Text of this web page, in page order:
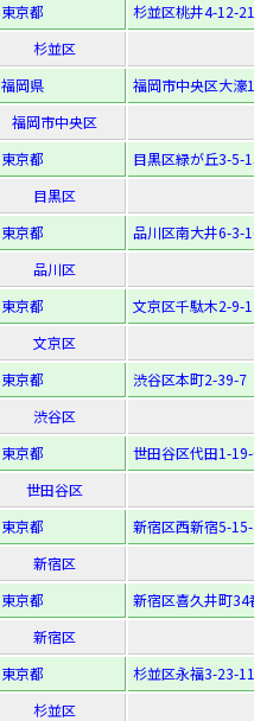
東京都
杉並区桃井4-12-21
杉並区
福岡県
福岡市中央区大濠
福岡市中央区
東京都
目黒区緑が丘3-5-
目黒区
東京都
品川区南大井6-3-
品川区
東京都
文京区千駄木2-9-
文京区
東京都
渋谷区本町2-39-7
渋谷区
東京都
世田谷区代田1-
世田谷区
東京都
新宿区西新宿5-
新宿区
東京都
新宿区喜久井町34
新宿区
東京都
杉並区永福3-23-11
杉並区